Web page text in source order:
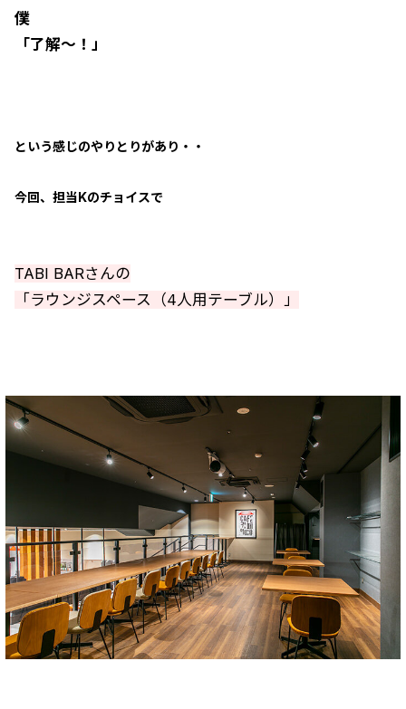
僕
「了解～！」
という感じのやりとりがあり・・
今回、担当Kのチョイスで
TABI BARさんの
「ラウンジスペース（4人用テーブル）」